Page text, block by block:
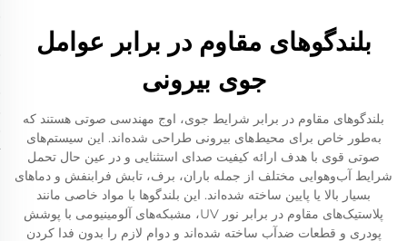
بلندگوهای مقاوم در برابر عوامل
جوی بیرونی
بلندگوهای مقاوم در برابر شرایط جوی، اوج مهندسی صوتی هستند که
به‌طور خاص برای محیط‌های بیرونی طراحی شده‌اند. این سیستم‌های
صوتی قوی با هدف ارائه کیفیت صدای استثنایی و در عین حال تحمل
شرایط آب‌وهوایی مختلف از جمله باران، برف، تابش فرابنفش و دماهای
بسیار بالا یا پایین ساخته شده‌اند. این بلندگوها با مواد خاصی مانند
پلاستیک‌های مقاوم در برابر نور UV، مشبکه‌های آلومینیومی با پوشش
پودری و قطعات ضدآب ساخته شده‌اند و دوام لازم را بدون فدا کردن